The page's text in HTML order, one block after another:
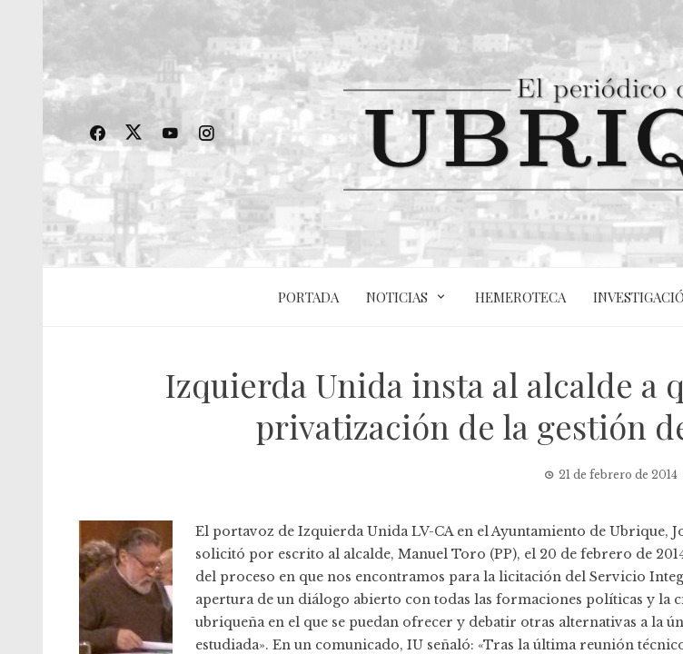
PORTADA NOTICIAS HEMEROTECA
Izquierda Unida insta al alcalde a
privatización de la gestión
21 de febrero de 2014
El portavoz de Izquierda Unida LV-CA en el Ayuntamiento de Ubrique,
solicitó por escrito al alcalde, Manuel Toro (PP), el 20 de febrero de
del proceso en que nos encontramos para la licitación del Servicio
apertura de un diálogo abierto con todas las formaciones políticas y la
ubriqueña en el que se puedan ofrecer y debatir otras alternativas a la
estudiada». En un comunicado, IU señaló: «Tras la última reunión